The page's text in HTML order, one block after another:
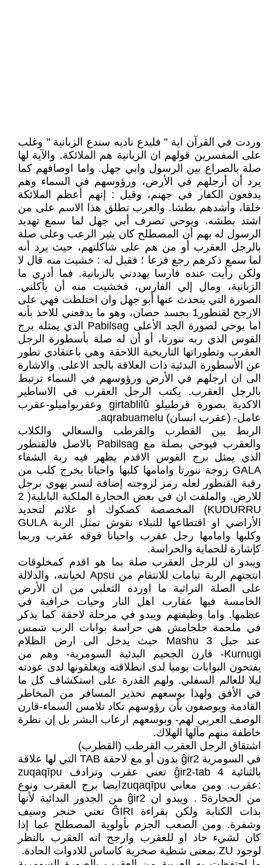
وردت في القرآن اية " فليدع ناديه سندع الزبانية " وغلب
على المفسرين قولهم ان الزبانية هم الملائكة. والآية لها
صلة بالصراع بين الرسول وابي جهل. واما اوصافهم كما
يرد أن أرجلهم في الأرض، ورؤوسهم في السماء وهم
يدفعون الكفار في جهنم، وقيل : إنهم أعظم الملائكة
خلقا، وأشدهم بطشا. والعرب تطلق هذا الاسم على من
اشتد بطشه. ويوحي تصرف أبي جهل لما سمع تهديد
الرسول له بهم أن المصطلح كان يثير الرعب وعلى صلة
بالرجل العقرب أو من هم على شاكلتهم، حيث يرد أنه
لما سمع ذكرهم رجع فزعا ؛ فقيل له : خشيت منه قال لا
ولكن رأيت عنده فارسا يهددني بالزبانية. فما أدري ما
الزبانية، ومال إلي الفارس، فخشيت منه أن يأكلني.
الصورة التي يتحدث عنها أبو جهل وان اختلطت فهي على
الارجح لقنطور1 بجسد حصان، وهو ما يدفعني للاخذ بأنه
اما يوحي لصورة الجد الأعلى Pabilsag الذي يمثله برج
القوس الذي ربه ننورتا، أو أن له صلة بأسطورة الرجل
العقرب وتطوراتها التاريخية اللاحقة وهي باعتقادي تطور
عن الأسطورة البدئية ذات العلاقة بالجد الاعلى. والاشارة
الى ان ارجلهم في الأرض ورؤوسهم في السماء ترتبط
بالرجل العقرب. يكتب الرجل العقرب في الاساطير
الاكدية بصورة قرطبيلو girtablilû وعقربواميلو-عقرب
عامل- (عقرب انسان) aqrabuamelu.
الربط بين القطرب والقرطب والسعالي والكلاب
والعقرب فيوحي بصلة مع Pabilsag بالاصل فالقنطور
الذي يمثل برج القوس الاقدم يظهر فيه ربة الشفاء
GALA زوجة ننورتا وامامها كلبها واحيانا يخرج كلب من
رقبة القنطور لعله رمز لزوجته إضافة لنسر يهوي برجل
للارض. والملفت ان في بعض الحجارة الملكية البابلية( 2
KUDURRU) المخصصة كصكوك او علائم لتحديد
الأراضي او اقتطاعها للنبلاء نقوش تمثل الربة GULA
وكلبها وامامها رجل عقرب واحيانا فوقه عقرب وربما
كإشارة للحماية والحراسة.
ويبدو ان للرجل العقرب صلة بما هو اقدم كمخلوقات
انتجتهم الربة تيامات للانتقام من Apsu لخيانته، والدلالة
على الصلة التراثية ما اورده الثعلبي من ان الأرض
الخامسة فيها عقارب اهل النار وحيات خرافية في
عظمها. واما وظيفتهم ويبدو في مرحلة لاحقة كما يذكر
في ملحمة جلجامش هي حراسة بوابات الرب شمس
عند جبل Mashu 3 حيث يدخل الى ارض الظلام
Kurnugi- قارن الجحيم البدئية السومرية- وهم من
يفتحون البوابات يوميا لدى انطلاقته ويغلقونها لدى عودته
ليلا للعالم السفلي. ولهم القدرة على استكشاف كل ما
في الأفق ولهذا بوسعهم تحذير المسافر من المخاطر
القادمة ويوصفون بأن رؤوسهم تكاد تلامس السماء-قارن
الوصف العربي لهم- وبوسعهم ارعاب البشر بل إن نظرة
خاطفة منهم مآلها الهلاك.
اشتقاق الرجل العقرب القرطب (القطرب)
في السومرية ĝir2 بدون أو مع لاحقة TAB التي لها علاقة
بالثنائية ĝir2-tab 4 تعني عقرب وترادف zuqaqīpu
:عقرب. ومن معاني zuqaqīpuايضا برج العقرب ونوع
من الحجارة5 . ويبدو ان ĝir2 من الجذور البدائية لأنها
بذات الكتابة ولكن بقراءة ĜIRI تعني خنجر وسيف
وشفرة. ومن الصعب الجزم بأولوية المصطلح عما إذا
كان لشيء حاد او للعقرب وارجح انه العقرب بالنظر
لوجود ZU بمعنى شظية صخرية كاساس للادوات الحادة.